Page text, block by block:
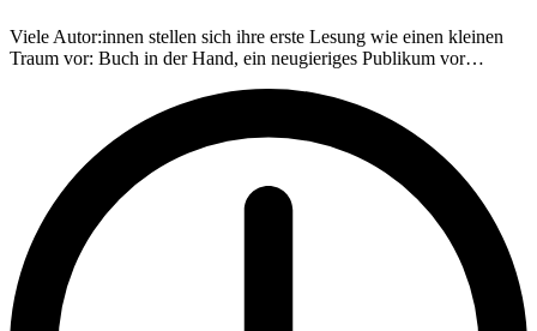
Viele Autor:innen stellen sich ihre erste Lesung wie einen kleinen
Traum vor: Buch in der Hand, ein neugieriges Publikum vor…